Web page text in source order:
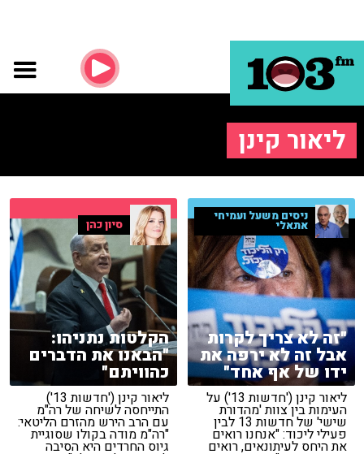
ליאור קינן
ניסים משעל ועמיחי
אתאלי
"זה לא צריך לקרות
אבל זה לא ירפה את
ידו של אף אחד"
ליאור קינן ('חדשות 13') על
העימות בין צוות 'מהדורת
שישי' של חדשות 13 לבין
פעילי ליכוד: "אנחנו רואים
את היחס לעיתונאים, רואים
סיון כהן
הקלטות נתניהו:
"הבאנו את הדברים
כהוויתם"
ליאור קינן ('חדשות 13')
התייחסה לשיחה של רה"מ
עם הרב הירש מהזרם הליטאי:
"רה"מ מודה בקולו שסוגיית
גיוס החרדים היא הסיבה